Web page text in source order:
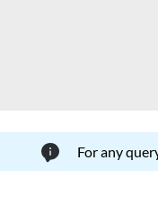
For any